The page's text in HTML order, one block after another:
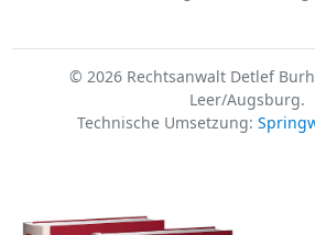
© 2026 Rechtsanwalt Detlef
Leer/Augsburg.
Technische Umsetzung: